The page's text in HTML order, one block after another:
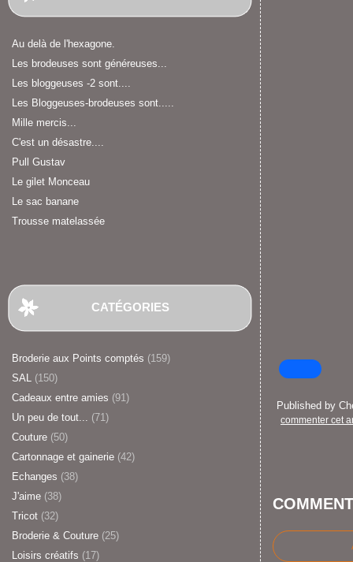
Au delà de l'hexagone.
Les brodeuses sont généreuses...
Les bloggeuses -2 sont....
Les Bloggeuses-brodeuses sont.....
Mille mercis...
C'est un désastre....
Pull Gustav
Le gilet Monceau
Le sac banane
Trousse matelassée
CATÉGORIES
Broderie aux Points comptés (159)
SAL (150)
Cadeaux entre amies (91)
Un peu de tout... (71)
Couture (50)
Cartonnage et gainerie (42)
Echanges (38)
J'aime (38)
Tricot (32)
Broderie & Couture (25)
Loisirs créatifs (17)
Published by
commenter cet